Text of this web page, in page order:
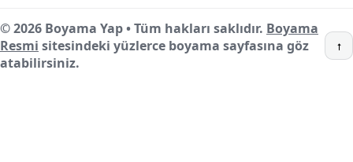
© 2026 Boyama Yap • Tüm hakları saklıdır. Boyama
Resmi sitesindeki yüzlerce boyama sayfasına göz
atabilirsiniz.
↑